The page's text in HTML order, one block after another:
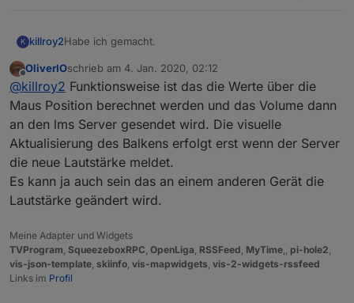
K killroy2Habe ich gemacht.
iobroker squeezeboxrpc -v
0.8.25
Zu test setze ich den Rahmen und Margin auf extra
gross. Klick auf Rahmen klappt, in Margin nicht.
Was mir noch auffällt, manche Eingaben auf Balken
werden abhängig vom Zustand ignoriert oder erst bei
späteren Klicks gemacht.
Beispiel von vielen: oberer Balken aktiv, klick auf den
zweiten wird ignoriert. Dritter und dann zweiter
funktioniert wieder.
Offline
OliverIOschrieb am 4. Jan. 2020, 02:12
zuletzt editiert von
@killroy2 Funktionsweise ist das die Werte über die
Maus Position berechnet werden und das Volume dann
an den lms Server gesendet wird. Die visuelle
Aktualisierung des Balkens erfolgt erst wenn der Server
die neue Lautstärke meldet.
Es kann ja auch sein das an einem anderen Gerät die
Lautstärke geändert wird.
Meine Adapter und Widgets
TVProgram, SqueezeboxRPC, OpenLiga, RSSFeed, MyTime,, pi-hole2,
vis-json-template, skiinfo, vis-mapwidgets, vis-2-widgets-rssfeed
Links im Profil